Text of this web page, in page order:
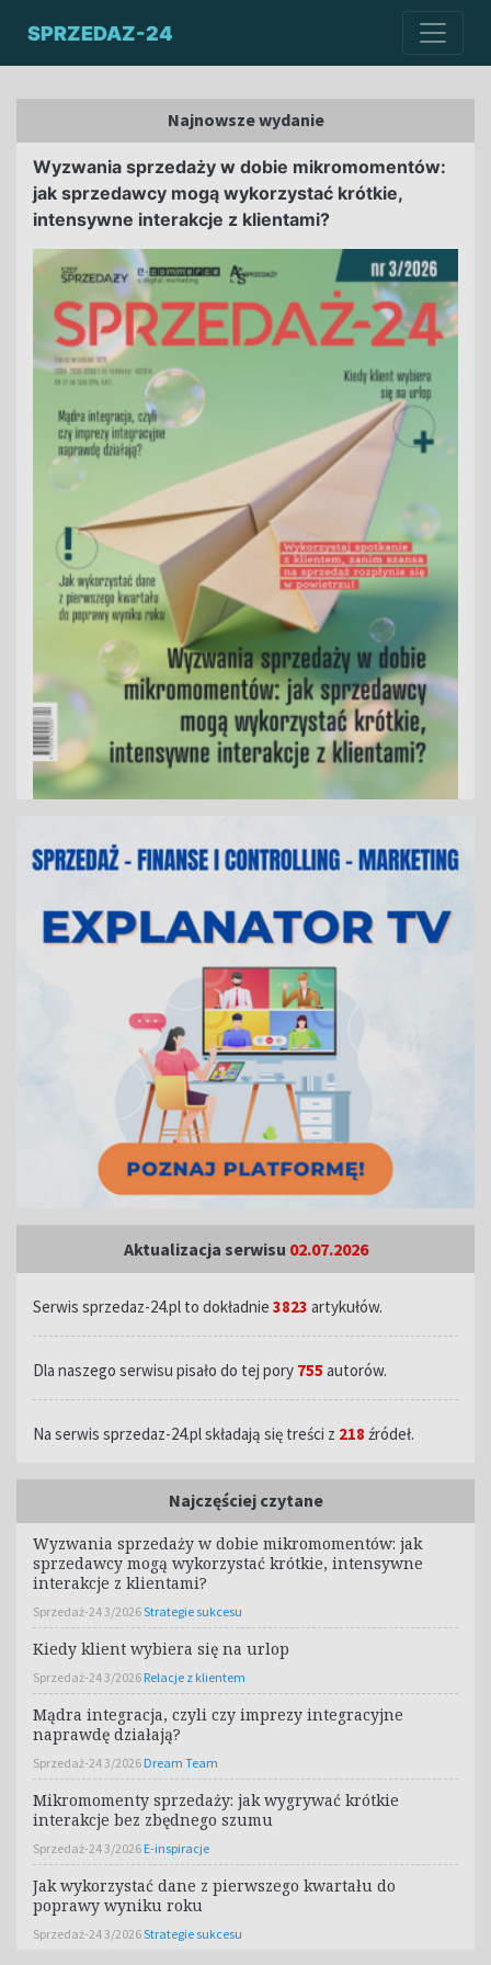
SPRZEDAZ-24
Najnowsze wydanie
Wyzwania sprzedaży w dobie mikromomentów:
jak sprzedawcy mogą wykorzystać krótkie,
intensywne interakcje z klientami?
Aktualizacja serwisu 02.07.2026
Serwis sprzedaz-24.pl to dokładnie 3823 artykułów.
Dla naszego serwisu pisało do tej pory 755 autorów.
Na serwis sprzedaz-24.pl składają się treści z 218 źródeł.
Najczęściej czytane
Wyzwania sprzedaży w dobie mikromomentów: jak
sprzedawcy mogą wykorzystać krótkie, intensywne
interakcje z klientami?
Sprzedaż-24 3/2026Strategie sukcesu
Kiedy klient wybiera się na urlop
Sprzedaż-24 3/2026 Relacje z klientem
Mądra integracja, czyli czy imprezy integracyjne
naprawdę działają?
Sprzedaż-24 3/2026 Dream Team
Mikromomenty sprzedaży: jak wygrywać krótkie
interakcje bez zbędnego szumu
Sprzedaż-24 3/2026 E-inspiracje
Jak wykorzystać dane z pierwszego kwartału do
poprawy wyniku roku
Sprzedaż-24 3/2026Strategie sukcesu